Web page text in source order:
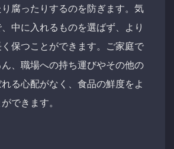
腐ったりするのを防ぎます。気
中に入れるものを選ばず、より
保つことができます。ご家庭で
、職場への持ち運びやその他の
る心配がなく、食品の鮮度をよ
できます。